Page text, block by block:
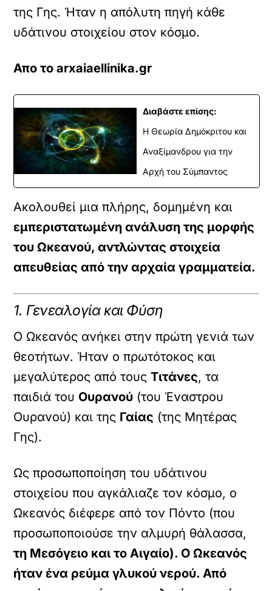
της Γης. Ήταν η απόλυτη πηγή κάθε
υδάτινου στοιχείου στον κόσμο.
Απο τοarxaiaellinika.gr
Διαβάστε επίσης:
Η Θεωρία Δημόκριτου και
Αναξίμανδρου για την
Αρχή του Σύμπαντος
Ακολουθεί μια πλήρης, δομημένη και
εμπεριστατωμένη ανάλυση της μορφής
του Ωκεανού, αντλώντας στοιχεία
απευθείας από την αρχαία γραμματεία.
1. Γενεαλογία και Φύση
Ο Ωκεανός ανήκει στην πρώτη γενιά των
θεοτήτων. Ήταν ο πρωτότοκος και
μεγαλύτερος από τουςΤιτάνες, τα
παιδιά του Ουρανού (του Έναστρου
Ουρανού) και της Γαίας (της Μητέρας
Γης).
Ως προσωποποίηση του υδάτινου
στοιχείου που αγκάλιαζε τον κόσμο, ο
Ωκεανός διέφερε από τον Πόντο (που
προσωποποιούσε την αλμυρή θάλασσα,
τη Μεσόγειο και το Αιγαίο). Ο Ωκεανός
ήταν ένα ρεύμα γλυκού νερού. Από